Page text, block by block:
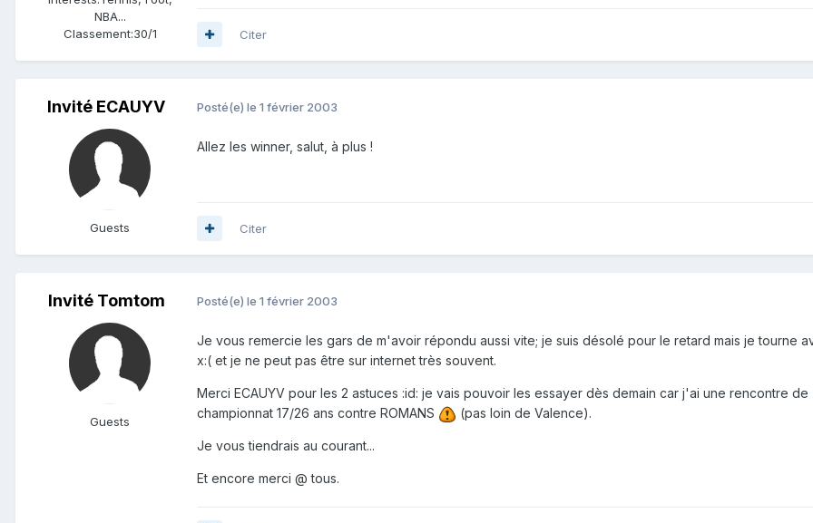
NBA...
Classement:30/1 Citer
Invité ECAUYV
Guests
Posté(e) le 1 février 2003
Allez les winner, salut, à plus !
Citer
Invité Tomtom
Guests
Posté(e) le 1 février 2003
Je vous remercie les gars de m'avoir répondu aussi vite; je suis désolé pour le retard mais je tourne
x:( et je ne peut pas être sur internet très souvent.
Merci ECAUYV pour les 2 astuces :id: je vais pouvoir les essayer dès demain car j'ai une rencontre de
championnat 17/26 ans contre ROMANS
(pas loin de Valence).
Je vous tiendrais au courant...
Et encore merci @ tous.